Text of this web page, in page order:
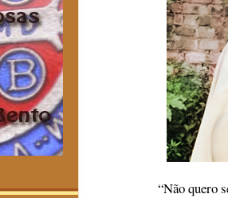
“Não quero